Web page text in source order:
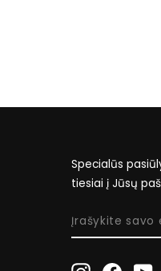
Specialūs
tiesiai į Jūsų
ĮRAŠYKITE
SAVO